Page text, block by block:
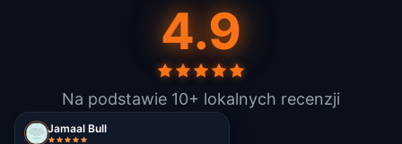
4.9
Na podstawie 10+ lokalnych recenzji
Jamaal Bull